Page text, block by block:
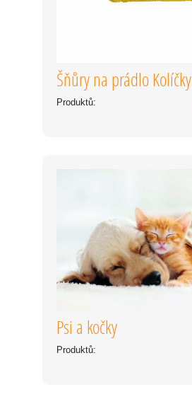
Šňůry na prádlo Kolíčky
Produktů:
Psi a kočky
Produktů: